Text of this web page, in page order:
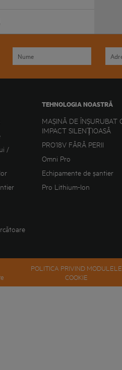
/
TEHNOLOGIA NOASTRĂ
MAȘINĂ DE ÎNȘURUBAT
IMPACT SILENȚIOASĂ
PRO18V FĂRĂ PERII
Omni Pro
Echipamente de șantier
Pro Lithium-Ion
POLITICA PRIVIND MODULELE
COOKIE